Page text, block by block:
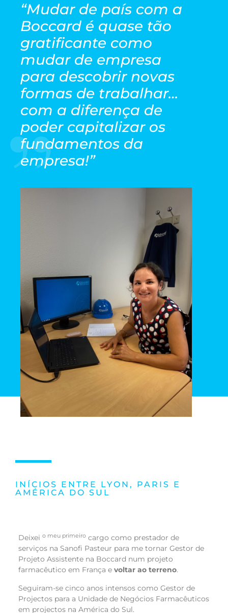
“Mudar de país com a
Boccard é quase tão
gratificante como
mudar de empresa
para descobrir novas
formas de trabalhar…
com a diferença de
poder capitalizar os
fundamentos da
empresa!”
INÍCIOS ENTRE LYON, PARIS E
AMÉRICA DO SUL
Deixei o meu primeiro cargo como prestador de
serviços na Sanofi Pasteur para me tornar Gestor de
Projeto Assistente na Boccard num projeto
farmacêutico em França e voltar ao terreno.
Seguiram-se cinco anos intensos como Gestor de
Projectos para a Unidade de Negócios Farmacêuticos
em projectos na América do Sul.